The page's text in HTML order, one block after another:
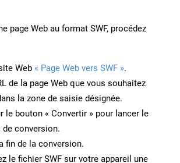
page Web au format SWF, procédez
Web « Page Web vers SWF ».
de la page Web que vous souhaitez
la zone de saisie désignée.
le bouton « Convertir » pour lancer le
de conversion.
fin de la conversion.
le fichier SWF sur votre appareil une